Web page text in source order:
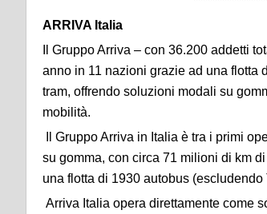
ARRIVA Italia
Il Gruppo Arriva – con 36.200 addetti
anno in 11 nazioni grazie ad una flotta
tram, offrendo soluzioni modali su
mobilità.
Il Gruppo Arriva in Italia è tra i primi
su gomma, con circa 71 milioni di km
una flotta di 1930 autobus (escludendo
Arriva Italia opera direttamente come